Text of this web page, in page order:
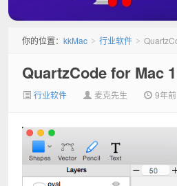
你的位置： kkMac > 行业软件 >
QuartzCode for Mac
行业软件 麦克先生 9年